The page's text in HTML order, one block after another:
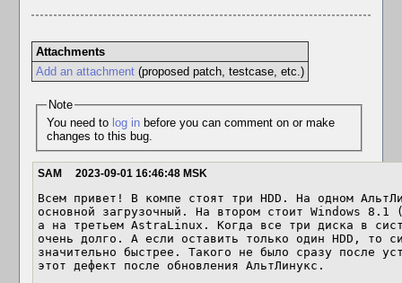
Attachments
Add an attachment(proposed patch, testcase, etc.)
Note
You need to log inbefore you can comment on or make
changes to this bug.
SAM 2023-09-01 16:46:48 MSK
Всем привет! В компе стоят три HDD. На одном
основной загрузочный. На втором стоит Windows 8.1
а на третьем AstraLinux. Когда все три диска в
очень долго. А если оставить только один HDD, то
значительно быстрее. Такого не было сразу после
этот дефект после обновления АльтЛинукс.